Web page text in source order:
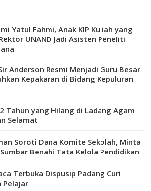
Yatul Fahmi, Anak KIP Kuliah yang
UNAND Jadi Asisten Peneliti
Anderson Resmi Menjadi Guru Besar
Kepakaran di Bidang Kepuluran
Tahun yang Hilang di Ladang Agam
Selamat
Soroti Dana Komite Sekolah, Minta
Benahi Tata Kelola Pendidikan
Terbuka Dispusip Padang Curi
Pelajar